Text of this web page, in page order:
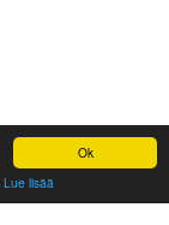
Ok
Lue lisää